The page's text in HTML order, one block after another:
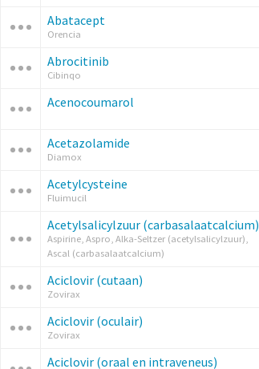
Abatacept
Orencia
Abrocitinib
Cibinqo
Acenocoumarol
Acetazolamide
Diamox
Acetylcysteine
Fluimucil
Acetylsalicylzuur (carbasalaatcalcium)
Aspirine, Aspro, Alka-Seltzer (acetylsalicylzuur),
Ascal (carbasalaatcalcium)
Aciclovir (cutaan)
Zovirax
Aciclovir (oculair)
Zovirax
Aciclovir (oraal en intraveneus)